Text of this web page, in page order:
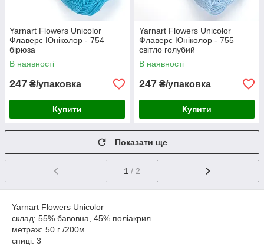
Yarnart Flowers Unicolor
Флаверс Юніколор - 754
бірюза
В наявності
247 ₴/упаковка
Купити
Yarnart Flowers Unicolor
Флаверс Юніколор - 755
світло голубий
В наявності
247 ₴/упаковка
Купити
Показати ще
1 / 2
Yarnart Flowers Unicolor
склад: 55% бавовна, 45% поліакрил
метраж: 50 г /200м
спиці: 3